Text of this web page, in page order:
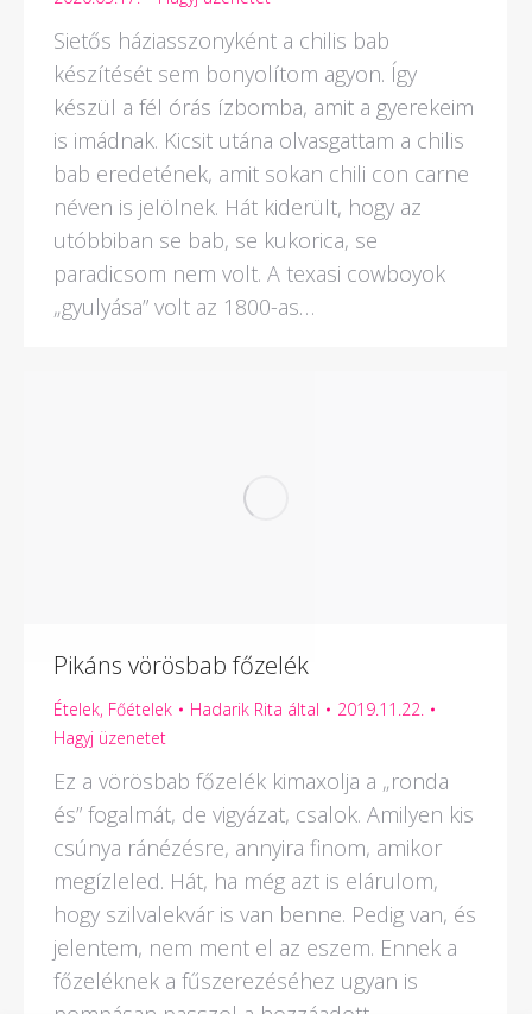
Sietős háziasszonyként a chilis bab
készítését sem bonyolítom agyon. Így
készül a fél órás ízbomba, amit a gyerekeim
is imádnak. Kicsit utána olvasgattam a chilis
bab eredetének, amit sokan chili con carne
néven is jelölnek. Hát kiderült, hogy az
utóbbiban se bab, se kukorica, se
paradicsom nem volt. A texasi cowboyok
„gyulyása” volt az 1800-as…
Pikáns vörösbab főzelék
Ételek, Főételek Hadarik Rita által
2019.11.22.
Hagyj üzenetet
Ez a vörösbab főzelék kimaxolja a „ronda
és” fogalmát, de vigyázat, csalok. Amilyen kis
csúnya ránézésre, annyira finom, amikor
megízleled. Hát, ha még azt is elárulom,
hogy szilvalekvár is van benne. Pedig van, és
jelentem, nem ment el az eszem. Ennek a
főzeléknek a fűszerezéséhez ugyan is